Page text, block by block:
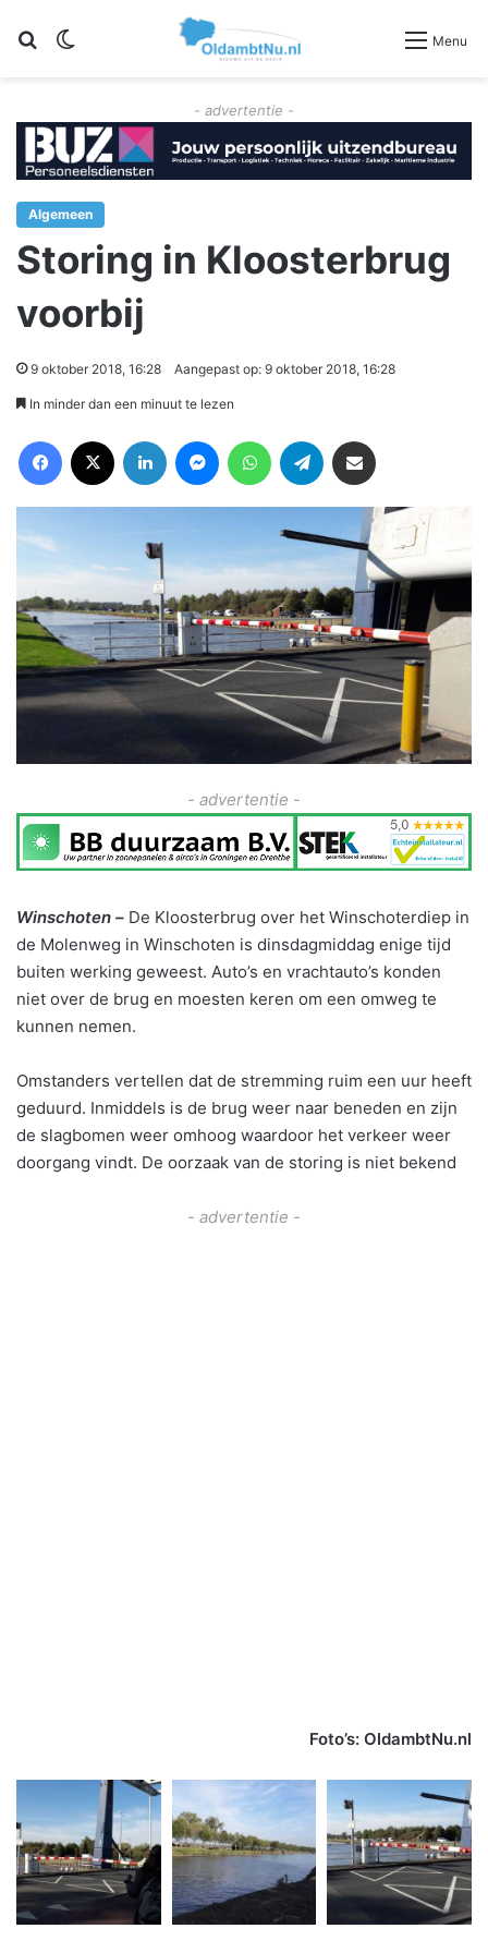
Zoeken Menu
- advertentie -
Algemeen
Storing in Kloosterbrug
voorbij
9 oktober 2018, 16:28 Aangepast op: 9 oktober 2018, 16:28
In minder dan een minuut te lezen
- advertentie -
Winschoten – De Kloosterbrug over het Winschoterdiep in
de Molenweg in Winschoten is dinsdagmiddag enige tijd
buiten werking geweest. Auto’s en vrachtauto’s konden
niet over de brug en moesten keren om een omweg te
kunnen nemen.
Omstanders vertellen dat de stremming ruim een uur heeft
geduurd. Inmiddels is de brug weer naar beneden en zijn
de slagbomen weer omhoog waardoor het verkeer weer
doorgang vindt. De oorzaak van de storing is niet bekend
- advertentie -
Foto’s: OldambtNu.nl